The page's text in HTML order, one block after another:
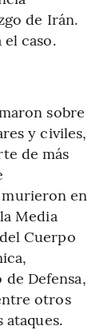
de Irán.
caso.
sobre
y civiles,
de más
murieron en
Media
Cuerpo
Defensa,
otros